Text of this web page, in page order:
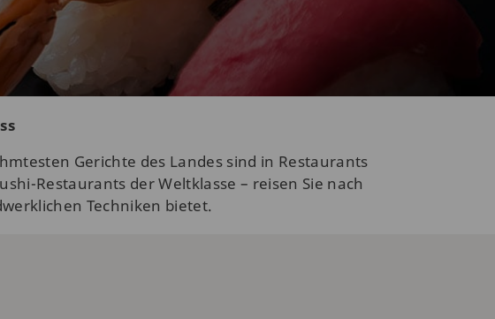
Gerichte des Landes sind in Restaurants
Restaurants der Weltklasse – reisen Sie nach
Techniken bietet.